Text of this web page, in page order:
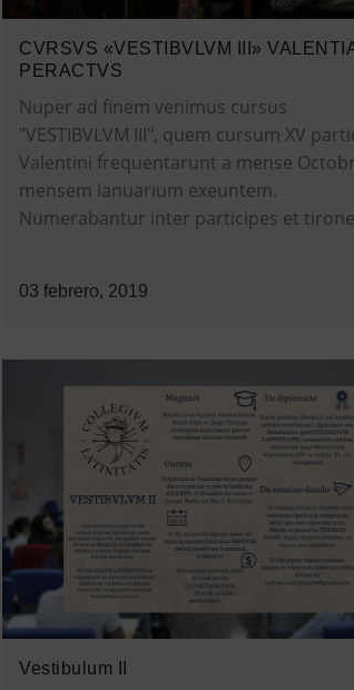
CVRSVS «VESTIBVLVM III»
PERACTVS
Nuper ad finem venimus cursus
"VESTIBVLVM III", quem cursum XV
Valentini frequentarunt a mense
mensem Ianuarium exeuntem.
Numerabantur inter participes et
03 febrero, 2019
Vestibulum II